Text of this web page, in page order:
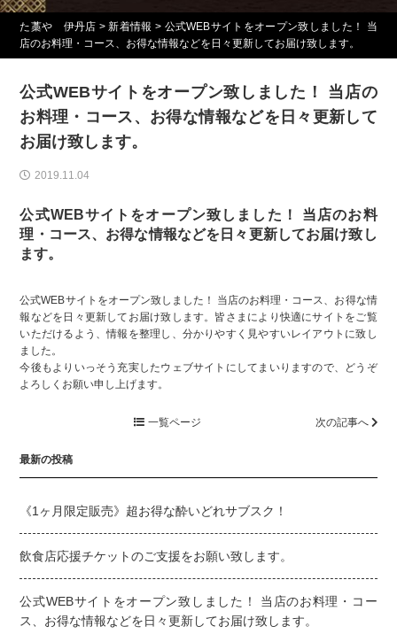
た藁や 伊丹店 >新着情報 > 公式WEBサイトをオープン致しました！ 当
店のお料理・コース、お得な情報などを日々更新してお届け致します。
公式WEBサイトをオープン致しました！ 当店の
お料理・コース、お得な情報などを日々更新して
お届け致します。
2019.11.04
公式WEBサイトをオープン致しました！ 当店のお料
理・コース、お得な情報などを日々更新してお届け致し
ます。
公式WEBサイトをオープン致しました！ 当店のお料理・コース、お得な情
報などを日々更新してお届け致します。皆さまにより快適にサイトをご覧
いただけるよう、情報を整理し、分かりやすく見やすいレイアウトに致し
ました。
今後もよりいっそう充実したウェブサイトにしてまいりますので、どうぞ
よろしくお願い申し上げます。
一覧ページ 次の記事へ
最新の投稿
《1ヶ月限定販売》超お得な酔いどれサブスク！
飲食店応援チケットのご支援をお願い致します。
公式WEBサイトをオープン致しました！ 当店のお料理・コー
ス、お得な情報などを日々更新してお届け致します。